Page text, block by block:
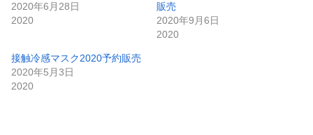
2020年6月28日
2020
販売
2020年9月6日
2020
接触冷感マスク2020予約販売
2020年5月3日
2020